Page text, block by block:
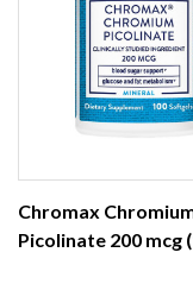
Chromax
Picolinate 200 mcg